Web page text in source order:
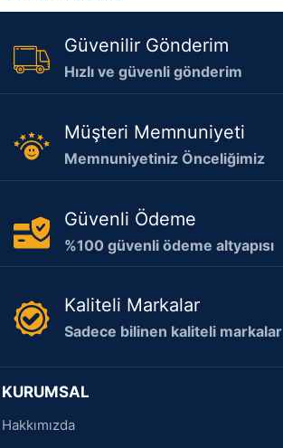
Güvenilir Gönderim
Hızlı ve güvenli gönderim
Müşteri Memnuniyeti
Memnuniyetiniz Önceliğimiz
Güvenli Ödeme
%100 güvenli ödeme altyapısı
Kaliteli Markalar
Sadece bilinen kaliteli markalar
KURUMSAL
Hakkımızda